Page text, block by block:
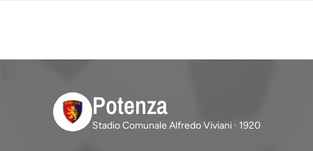
Potenza
Stadio Comunale Alfredo Viviani · 1920